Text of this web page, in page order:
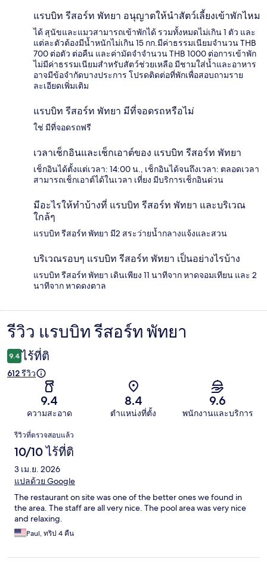
แรบบิท รีสอร์ท พัทยา อนุญาตให้นำสัตว์เลี้ยงเข้าพักไหม
ได้ สุนัขและแมวสามารถเข้าพักได้ รวมทั้งหมดไม่เกิน 1 ตัว และ
แต่ละตัวต้องมีน้ำหนักไม่เกิน 15 กก.มีค่าธรรมเนียมจำนวน THB
700 ต่อตัว ต่อคืน และค่ามัดจำจำนวน THB 1000 ต่อการเข้าพัก
ไม่มีค่าธรรมเนียมสำหรับสัตว์ช่วยเหลือ มีชามใส่น้ำและอาหาร
อาจมีข้อจำกัดบางประการ โปรดติดต่อที่พักเพื่อสอบถามราย
ละเอียดเพิ่มเติม
แรบบิท รีสอร์ท พัทยา มีที่จอดรถหรือไม่
ใช่ มีที่จอดรถฟรี
เวลาเช็กอินและเช็กเอาต์ของ แรบบิท รีสอร์ท พัทยา
เช็กอินได้ตั้งแต่เวลา: 14:00 น., เช็กอินได้จนถึงเวลา: ตลอดเวลา
สามารถเช็กเอาต์ได้ในเวลา เที่ยง มีบริการเช็กอินด่วน
มีอะไรให้ทำบ้างที่ แรบบิท รีสอร์ท พัทยา และบริเวณ
ใกล้ๆ
แรบบิท รีสอร์ท พัทยา มี2 สระว่ายน้ำกลางแจ้งและสวน
บริเวณรอบๆ แรบบิท รีสอร์ท พัทยา เป็นอย่างไรบ้าง
แรบบิท รีสอร์ท พัทยา เดินเพียง 11 นาทีจาก หาดจอมเทียน และ 2
นาทีจาก หาดดงตาล
รีวิว
รีวิว แรบบิท รีสอร์ท พัทยา
9.4 ไร้ที่ติ
612 รีวิว
9.4
ความสะอาด
8.4
ตำแหน่งที่ตั้ง
9.6
พนักงานและบริการ
รีวิว
รีวิวที่ตรวจสอบแล้ว
10/10 ไร้ที่ติ
3 เม.ย. 2026
แปลด้วย Google
The restaurant on site was one of the better ones we found in
the area. The staff are all very nice. The pool area was very nice
and relaxing.
Paul, ทริป 4 คืน